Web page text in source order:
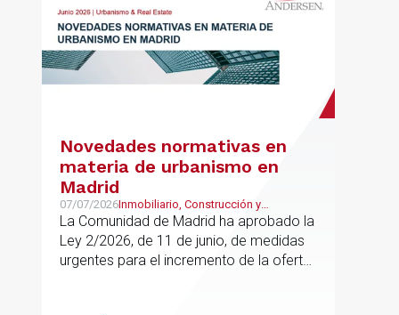
Novedades normativas en
materia de urbanismo en
Madrid
07/07/2026Inmobiliario, Construcción y
Urbanismo
La Comunidad de Madrid ha aprobado la
Ley 2/2026, de 11 de junio, de medidas
urgentes para el incremento de la oferta